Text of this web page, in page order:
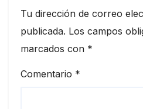
Tu dirección de correo
publicada. Los campos
marcados con *
Comentario *